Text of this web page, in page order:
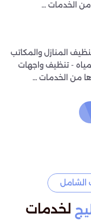
من الخدمات ...
المنازل والمكاتب
- تنظيف واجهات
من الخدمات ...
الشامل
لخدمات